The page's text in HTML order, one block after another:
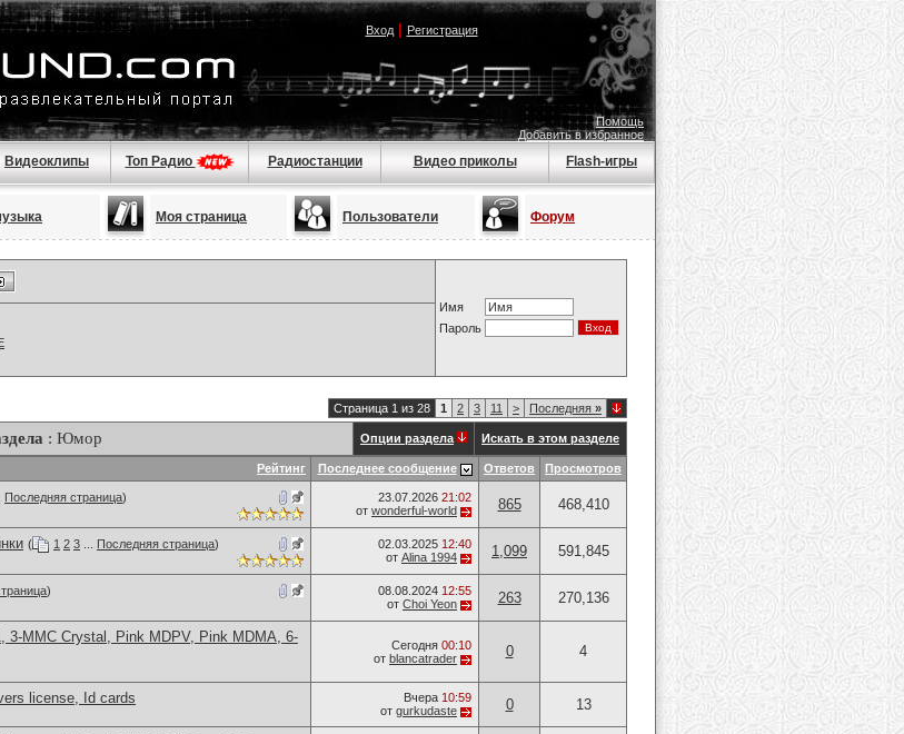
Вход| Регистрация
Помощь
Добавить в избранное
Видеоклипы Топ Радио Радиостанции Видео приколы Flash-игры
Моя страница Пользователи Форум
Имя
Пароль
Страница 1 из 28 1 2 3 11 > Последняя »
: Юмор Опции раздела Искать в этом разделе
Рейтинг Последнее сообщение Ответов Просмотров
Последняя страница)
23.07.2026 21:02
от wonderful-world 865 468,410
( 1 2 3 Последняя страница)
02.03.2025 12:40
от Alina 1994 1,099 591,845
)
08.08.2024 12:55
от Choi Yeon 263 270,136
3-MMC Crystal, Pink MDPV, Pink MDMA, 6-
Сегодня 00:10
от blancatrader 0 4
license, Id cards Вчера 10:59
от gurkudaste 0 13